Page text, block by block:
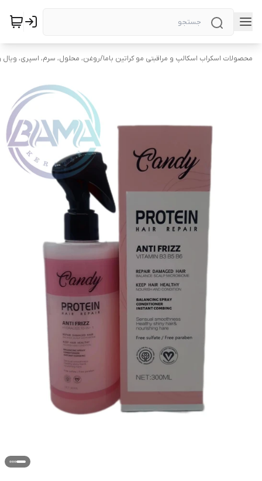
محصولات اسکراب اسکالپ و مراقبتی مو کراتین باما/روغن، محلول، سرم، اسپری، ویال